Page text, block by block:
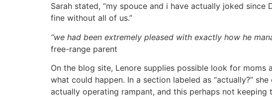
Sarah stated, “my spouce and i have actually joked
fine without all of us.”
“we had been extremely pleased with exactly how he
free-range parent
On the blog site, Lenore supplies possible look for
what could happen. In a section labeled as “actually?”
actually operating rampant, and this perhaps not